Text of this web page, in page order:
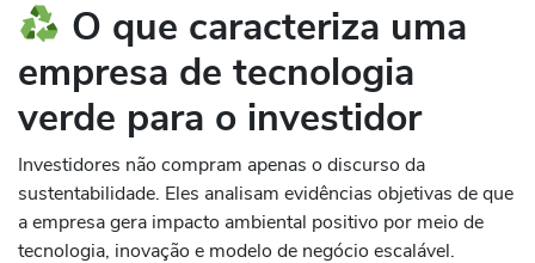
O que caracteriza uma
empresa de tecnologia
verde para o investidor
Investidores não compram apenas o discurso da
sustentabilidade. Eles analisam evidências objetivas de que
a empresa gera impacto ambiental positivo por meio de
tecnologia, inovação e modelo de negócio escalável.